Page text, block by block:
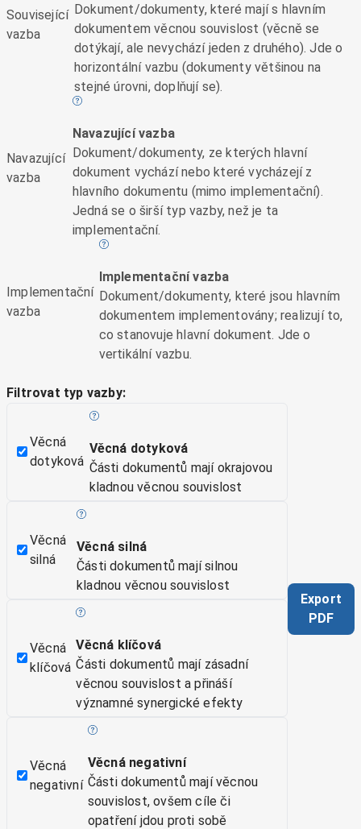
Související
vazba
Dokument/dokumenty, které mají s hlavním
dokumentem věcnou souvislost (věcně se
dotýkají, ale nevychází jeden z druhého). Jde o
horizontální vazbu (dokumenty většinou na
stejné úrovni, doplňují se).
Navazující
vazba
Navazující vazba
Dokument/dokumenty, ze kterých hlavní
dokument vychází nebo které vycházejí z
hlavního dokumentu (mimo implementační).
Jedná se o širší typ vazby, než je ta
implementační.
Implementační
vazba
Implementační vazba
Dokument/dokumenty, které jsou hlavním
dokumentem implementovány; realizují to,
co stanovuje hlavní dokument. Jde o
vertikální vazbu.
Filtrovat typ vazby:
Věcná
dotyková
Věcná dotyková
Části dokumentů mají okrajovou
kladnou věcnou souvislost
Věcná
silná
Věcná silná
Části dokumentů mají silnou
kladnou věcnou souvislost
Věcná
klíčová
Věcná klíčová
Části dokumentů mají zásadní
věcnou souvislost a přináší
významné synergické efekty
Věcná
negativní
Věcná negativní
Části dokumentů mají věcnou
souvislost, ovšem cíle či
opatření jdou proti sobě
Export
PDF